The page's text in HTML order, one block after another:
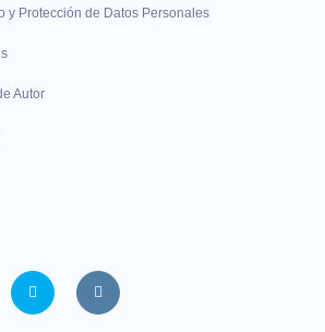
y Protección de Datos Personales
Autor
twitter instagram